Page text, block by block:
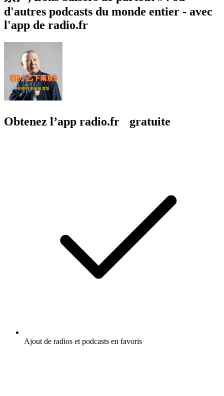
d'autres podcasts du monde entier - avec
l'app de radio.fr
Obtenez l’app radio.fr gratuite
Ajout de radios et podcasts en favoris